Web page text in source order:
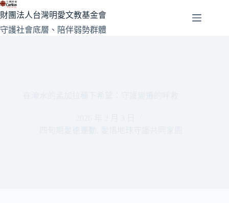
跳
至
主
財團法人台灣明愛文教基金會
守護社會底層、陪伴弱勢群體